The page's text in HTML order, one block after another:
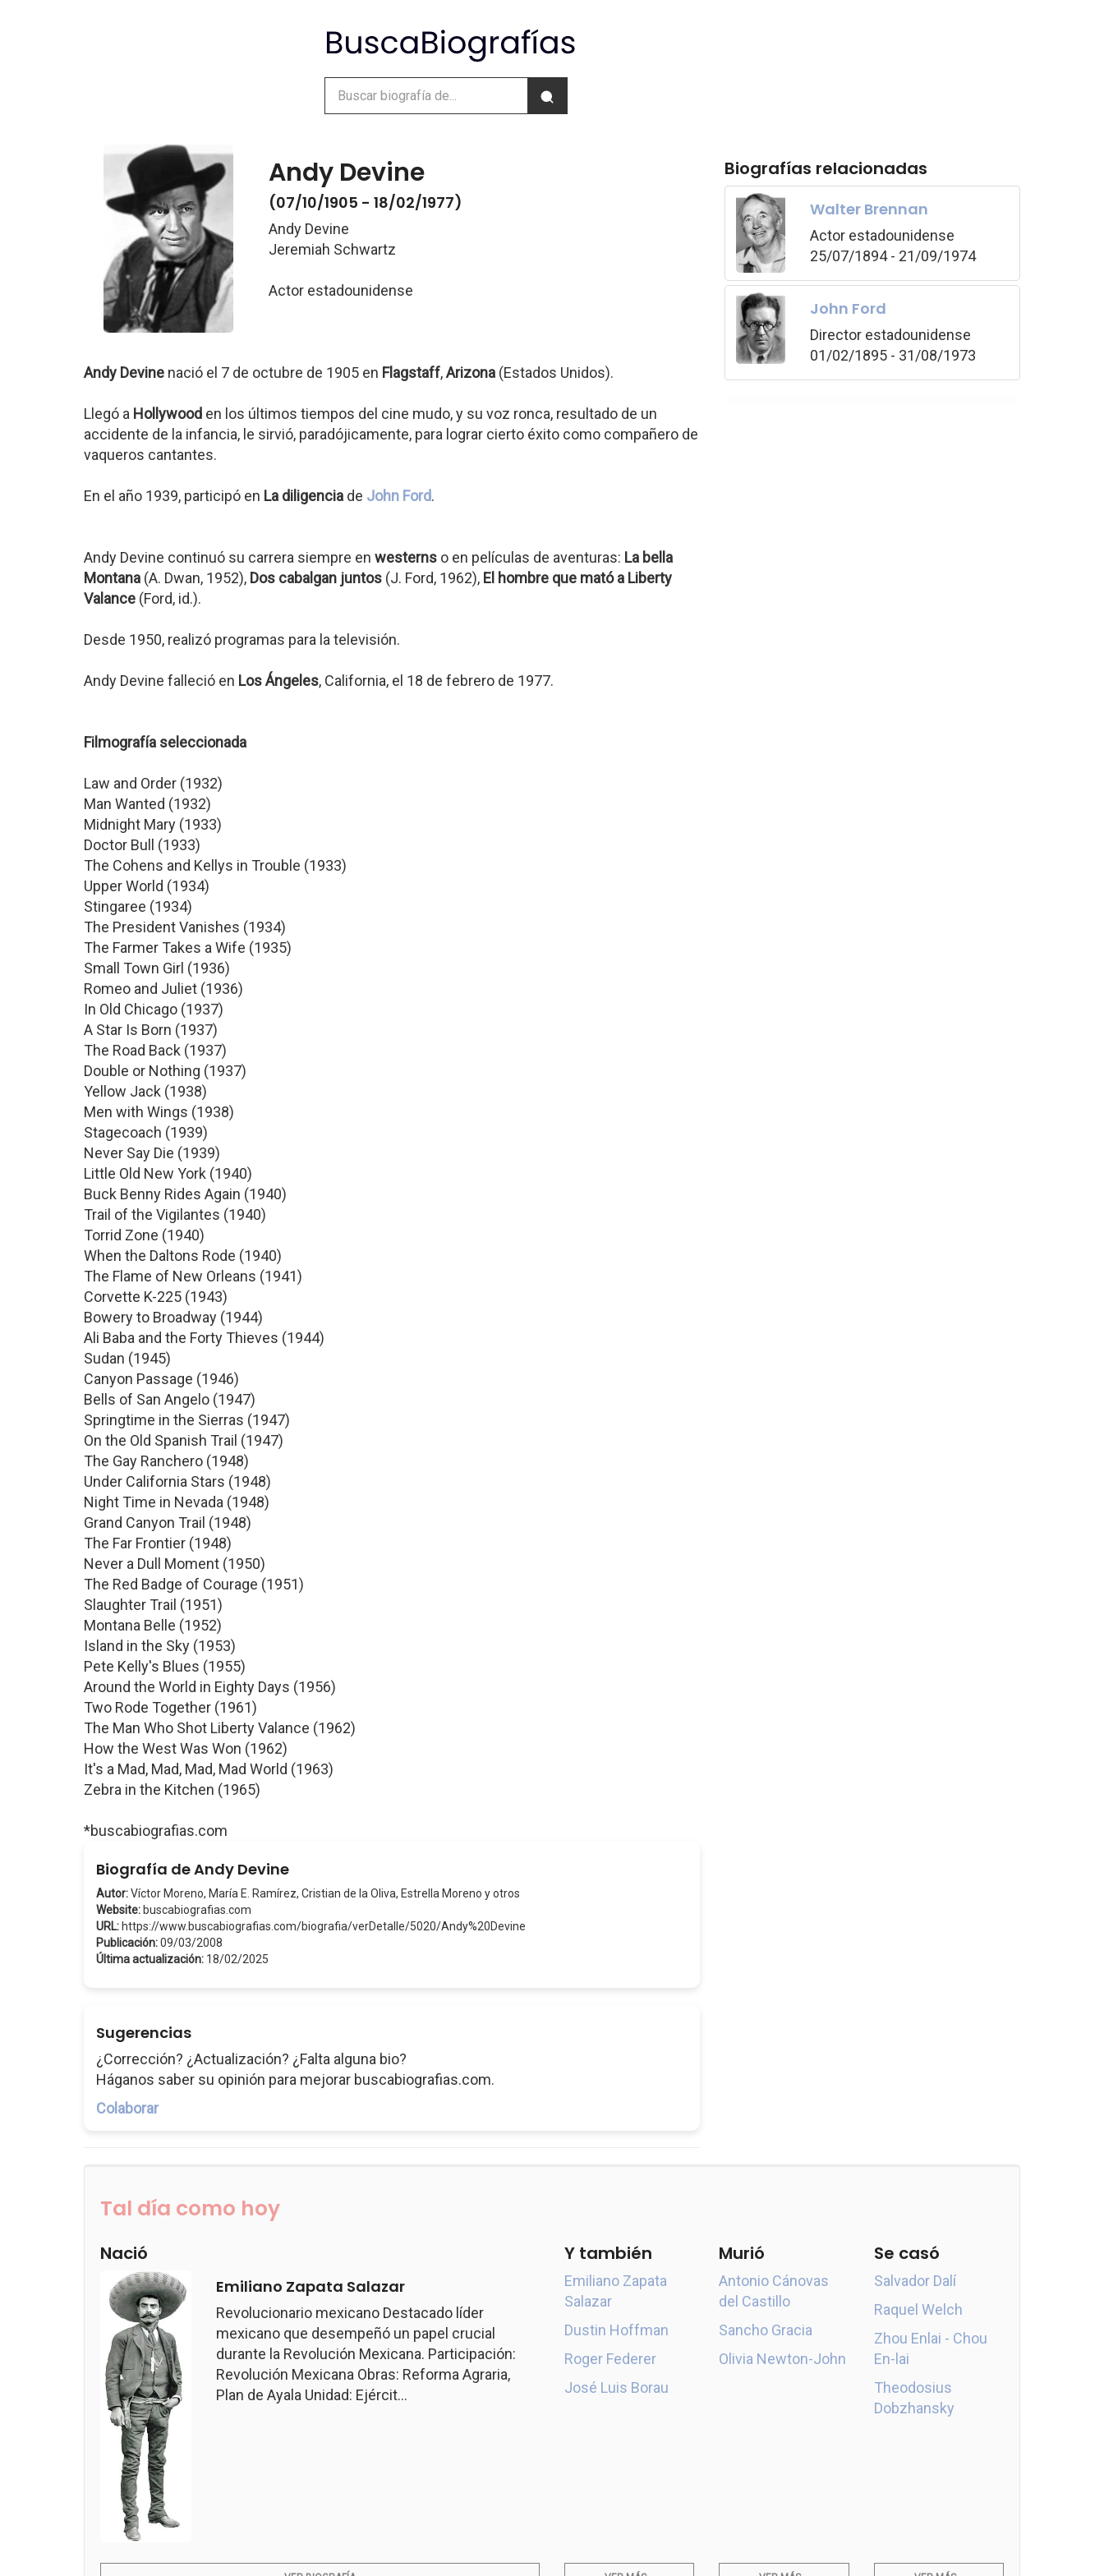
Andy Devine
(07/10/1905 - 18/02/1977)
Andy Devine
Jeremiah Schwartz
Actor estadounidense
Andy Devine nació el 7 de octubre de 1905 en Flagstaff,Arizona (Estados Unidos).
Llegó a Hollywood en los últimos tiempos del cine mudo, y su voz ronca, resultado de un
accidente de la infancia, le sirvió, paradójicamente, para lograr cierto éxito como compañero de
vaqueros cantantes.
En el año 1939, participó en La diligencia de John Ford.
Andy Devine continuó su carrera siempre en westerns o en películas de aventuras: La bella
Montana (A. Dwan, 1952), Dos cabalgan juntos (J. Ford, 1962), El hombre que mató a Liberty
Valance (Ford, id.).
Desde 1950, realizó programas para la televisión.
Andy Devine falleció en Los Ángeles, California, el 18 de febrero de 1977.
Filmografía seleccionada
Law and Order (1932)
Man Wanted (1932)
Midnight Mary (1933)
Doctor Bull (1933)
The Cohens and Kellys in Trouble (1933)
Upper World (1934)
Stingaree (1934)
The President Vanishes (1934)
The Farmer Takes a Wife (1935)
Small Town Girl (1936)
Romeo and Juliet (1936)
In Old Chicago (1937)
A Star Is Born (1937)
The Road Back (1937)
Double or Nothing (1937)
Yellow Jack (1938)
Men with Wings (1938)
Stagecoach (1939)
Never Say Die (1939)
Little Old New York (1940)
Buck Benny Rides Again (1940)
Trail of the Vigilantes (1940)
Torrid Zone (1940)
When the Daltons Rode (1940)
The Flame of New Orleans (1941)
Corvette K-225 (1943)
Bowery to Broadway (1944)
Ali Baba and the Forty Thieves (1944)
Sudan (1945)
Canyon Passage (1946)
Bells of San Angelo (1947)
Springtime in the Sierras (1947)
On the Old Spanish Trail (1947)
The Gay Ranchero (1948)
Under California Stars (1948)
Night Time in Nevada (1948)
Grand Canyon Trail (1948)
The Far Frontier (1948)
Never a Dull Moment (1950)
The Red Badge of Courage (1951)
Slaughter Trail (1951)
Montana Belle (1952)
Island in the Sky (1953)
Pete Kelly's Blues (1955)
Around the World in Eighty Days (1956)
Two Rode Together (1961)
The Man Who Shot Liberty Valance (1962)
How the West Was Won (1962)
It's a Mad, Mad, Mad, Mad World (1963)
Zebra in the Kitchen (1965)
*buscabiografias.com
Biografía de Andy Devine
Autor:Víctor Moreno, María E. Ramírez, Cristian de la Oliva, Estrella Moreno y otros
Website: buscabiografias.com
URL: https://www.buscabiografias.com/biografia/verDetalle/5020/Andy%20Devine
Publicación:09/03/2008
Última actualización: 18/02/2025
Sugerencias
¿Corrección? ¿Actualización? ¿Falta alguna bio?
Háganos saber su opinión para mejorar buscabiografias.com.
Colaborar
Biografías relacionadas
Walter Brennan
Actor estadounidense
25/07/1894 - 21/09/1974
John Ford
Director estadounidense
01/02/1895 - 31/08/1973
Tal día como hoy
Nació
Emiliano Zapata Salazar
Revolucionario mexicano Destacado líder
mexicano que desempeñó un papel crucial
durante la Revolución Mexicana. Participación:
Revolución Mexicana Obras: Reforma Agraria,
Plan de Ayala Unidad: Ejércit...
Y también
Emiliano Zapata
Salazar
Dustin Hoffman
Roger Federer
José Luis Borau
Murió
Antonio Cánovas
del Castillo
Sancho Gracia
Olivia Newton-John
Se casó
Salvador Dalí
Raquel Welch
Zhou Enlai - Chou
En-lai
Theodosius
Dobzhansky